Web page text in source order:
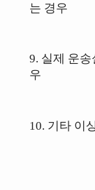
는 경우
9. 실제 운
우
10. 기타 이